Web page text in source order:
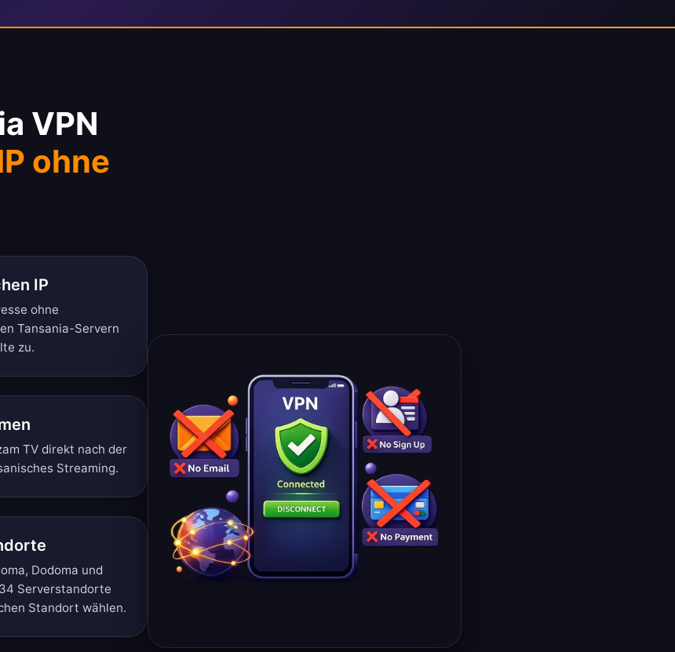
VPN
ohne
IP
ohne
Tansania-Servern
zu.
TV direkt nach der
Streaming.
Dodoma und
Serverstandorte
Standort wählen.